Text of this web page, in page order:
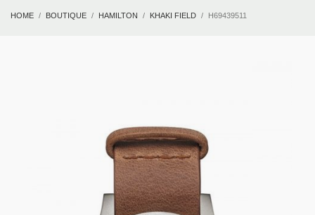
HOME BOUTIQUE HAMILTON KHAKI FIELD H69439511